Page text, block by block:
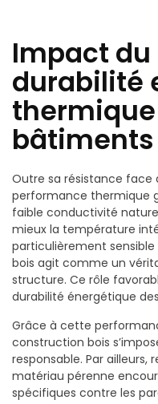
Impact du
durabilité
bâtiments
Outre sa résistance face
performance thermique
faible conductivité
mieux la température
particulièrement
bois agit comme un
structure. Ce rôle
durabilité énergétique
Grâce à cette
construction bois
responsable. Par
matériau pérenne
spécifiques contre les